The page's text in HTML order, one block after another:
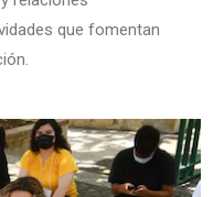
que fomentan